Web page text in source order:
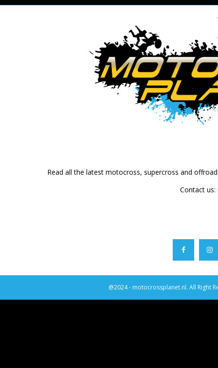
Read all the latest motocross, supercross and
Contact us:
@2024 - motocrossplanet.nl. All Right